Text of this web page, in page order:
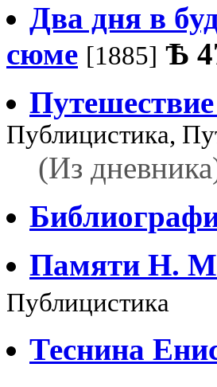
Два дня в
сюме [1885] Ѣ
Публицистика,
(Из
Памяти Н.
Публицистика
Теснина